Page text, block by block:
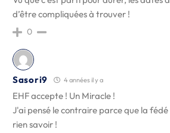
d’être compliquées à trouver !
0
Sasori9 4 années il y a
EHF accepte ! Un Miracle !
J'ai pensé le contraire parce que la
rien savoir !